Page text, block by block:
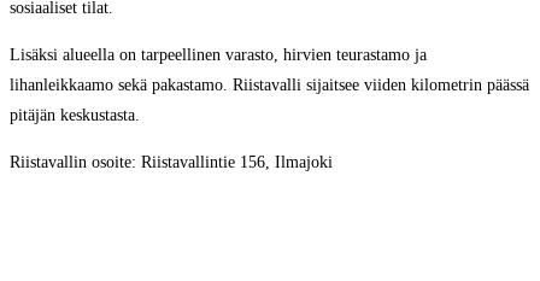
sosiaaliset tilat.
Lisäksi alueella on tarpeellinen varasto, hirvien teurastamo ja
lihanleikkaamo sekä pakastamo. Riistavalli sijaitsee viiden kilometrin päässä
pitäjän keskustasta.
Riistavallin osoite: Riistavallintie 156, Ilmajoki